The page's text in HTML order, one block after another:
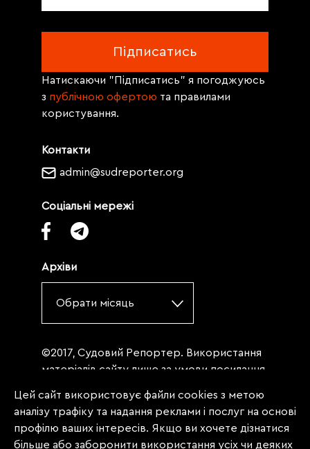
Контакти
admin@sudreporter.org
Соціальні мережі
Архіви
Обрати місяць
Натискаючи "Підписатись" я погоджуюсь
з публічною офертою та правилами
користування.
©2017, Судовий Репортер. Використання
матеріалів сайту лише за умови посилання
«Судовий репортер» не нижче третього
абзацу. Матеріали, щодо яких міститься
заборона на повну републікацію
Цей сайт використовує файли cookies з метою
аналізу трафіку та надання реклами і послуг на основі
профілю ваших інтересів. Якщо ви хочете дізнатися
більше або заборонити використання усіх чи деяких